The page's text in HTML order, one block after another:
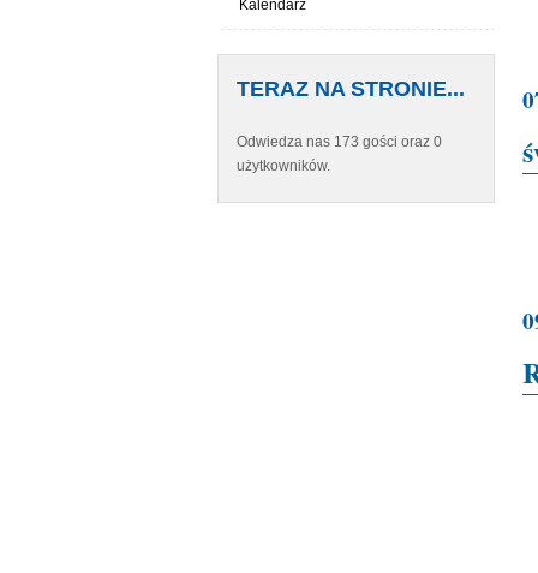
Kalendarz
TERAZ NA STRONIE...
Odwiedza nas 173 gości oraz 0
użytkowników.